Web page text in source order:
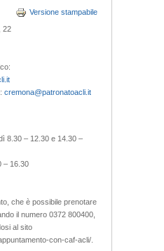
Versione stampabile
22
cremona@patronatoacli.it
8.30 – 12.30 e 14.30 –
– 16.30
che è possibile prenotare
il numero 0372 800400,
al sito
con-caf-acli/.